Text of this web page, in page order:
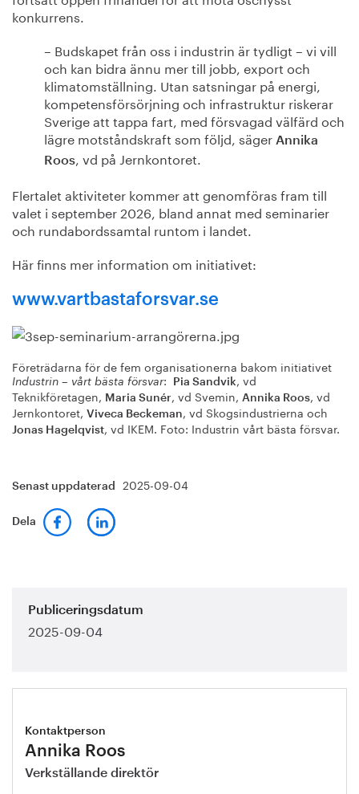
konkurrens.
– Budskapet från oss i industrin är tydligt – vi vill
och kan bidra ännu mer till jobb, export och
klimatomställning. Utan satsningar på energi,
kompetensförsörjning och infrastruktur riskerar
Sverige att tappa fart, med försvagad välfärd och
lägre motståndskraft som följd, säger Annika
Roos , vd på Jernkontoret.
Flertalet aktiviteter kommer att genomföras fram till
valet i september 2026, bland annat med seminarier
och rundabordssamtal runtom i landet.
Här finns mer information om initiativet:
www.vartbastaforsvar.se
Företrädarna för de fem organisationerna bakom initiativet
Industrin – vårt bästa försvar: Pia Sandvik, vd
Teknikföretagen, Maria Sunér, vd Svemin, Annika Roos, vd
Jernkontoret, Viveca Beckeman, vd Skogsindustrierna och
Jonas Hagelqvist, vd IKEM. Foto: Industrin vårt bästa försvar.
Senast uppdaterad 2025-09-04
Dela
Publiceringsdatum
2025-09-04
Kontaktperson
Annika Roos
Verkställande direktör